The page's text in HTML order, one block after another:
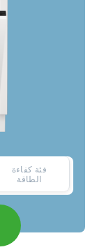
فئة كفاءة
الطاقة